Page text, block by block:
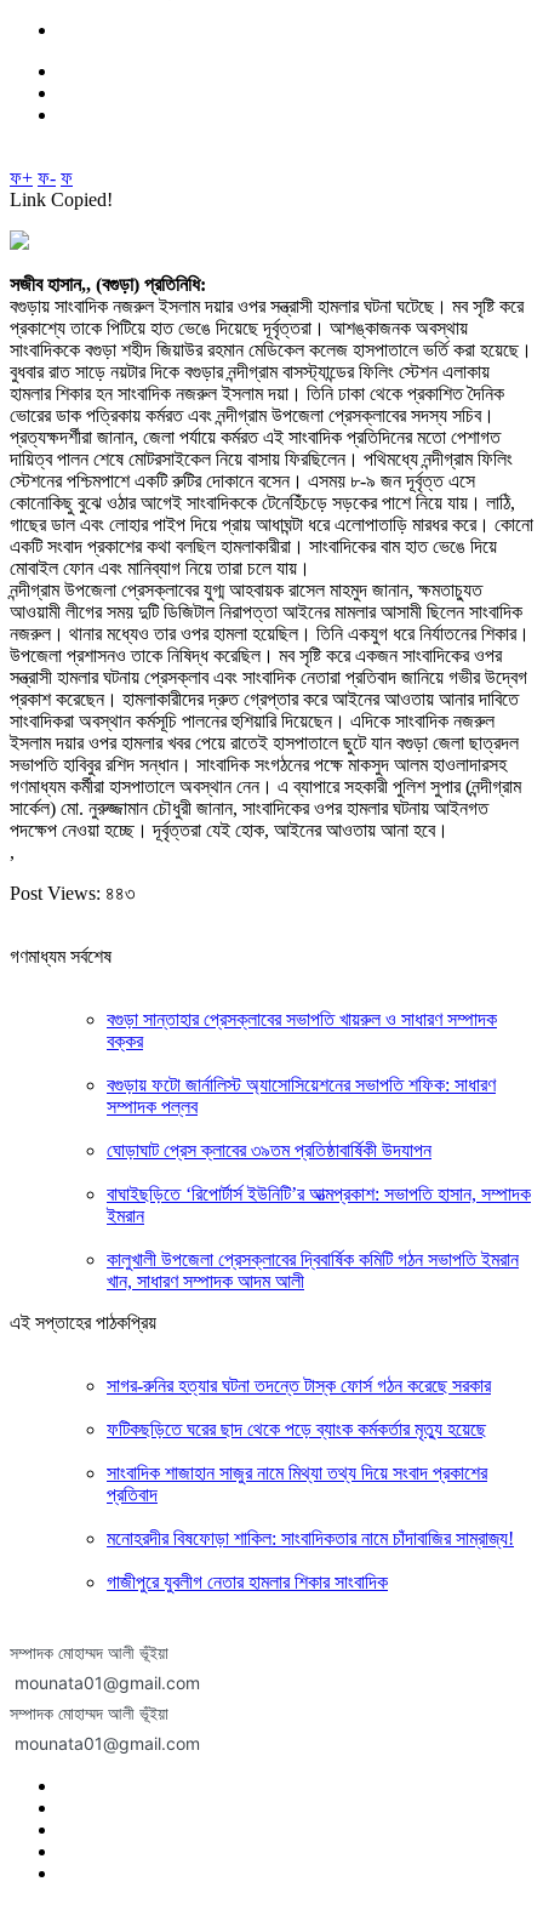
ফ+ ফ- ফ
Link Copied!
সজীব হাসান,, (বগুড়া) প্রতিনিধি:
বগুড়ায় সাংবাদিক নজরুল ইসলাম দয়ার ওপর সন্ত্রাসী হামলার ঘটনা ঘটেছে। মব সৃষ্টি করে
প্রকাশ্যে তাকে পিটিয়ে হাত ভেঙে দিয়েছে দূর্বৃত্তরা। আশঙ্কাজনক অবস্থায়
সাংবাদিককে বগুড়া শহীদ জিয়াউর রহমান মেডিকেল কলেজ হাসপাতালে ভর্তি করা হয়েছে।
বুধবার রাত সাড়ে নয়টার দিকে বগুড়ার নন্দীগ্রাম বাসস্ট্যান্ডের ফিলিং স্টেশন এলাকায়
হামলার শিকার হন সাংবাদিক নজরুল ইসলাম দয়া। তিনি ঢাকা থেকে প্রকাশিত দৈনিক
ভোরের ডাক পত্রিকায় কর্মরত এবং নন্দীগ্রাম উপজেলা প্রেসক্লাবের সদস্য সচিব।
প্রত্যক্ষদর্শীরা জানান, জেলা পর্যায়ে কর্মরত এই সাংবাদিক প্রতিদিনের মতো পেশাগত
দায়িত্ব পালন শেষে মোটরসাইকেল নিয়ে বাসায় ফিরছিলেন। পথিমধ্যে নন্দীগ্রাম ফিলিং
স্টেশনের পশ্চিমপাশে একটি রুটির দোকানে বসেন। এসময় ৮-৯ জন দূর্বৃত্ত এসে
কোনোকিছু বুঝে ওঠার আগেই সাংবাদিককে টেনেহিঁচড়ে সড়কের পাশে নিয়ে যায়। লাঠি,
গাছের ডাল এবং লোহার পাইপ দিয়ে প্রায় আধাঘন্টা ধরে এলোপাতাড়ি মারধর করে। কোনো
একটি সংবাদ প্রকাশের কথা বলছিল হামলাকারীরা। সাংবাদিকের বাম হাত ভেঙে দিয়ে
মোবাইল ফোন এবং মানিব্যাগ নিয়ে তারা চলে যায়।
নন্দীগ্রাম উপজেলা প্রেসক্লাবের যুগ্ম আহবায়ক রাসেল মাহমুদ জানান, ক্ষমতাচ্যুত
আওয়ামী লীগের সময় দুটি ডিজিটাল নিরাপত্তা আইনের মামলার আসামী ছিলেন সাংবাদিক
নজরুল। থানার মধ্যেও তার ওপর হামলা হয়েছিল। তিনি একযুগ ধরে নির্যাতনের শিকার।
উপজেলা প্রশাসনও তাকে নিষিদ্ধ করেছিল। মব সৃষ্টি করে একজন সাংবাদিকের ওপর
সন্ত্রাসী হামলার ঘটনায় প্রেসক্লাব এবং সাংবাদিক নেতারা প্রতিবাদ জানিয়ে গভীর উদ্বেগ
প্রকাশ করেছেন। হামলাকারীদের দ্রুত গ্রেপ্তার করে আইনের আওতায় আনার দাবিতে
সাংবাদিকরা অবস্থান কর্মসূচি পালনের হুশিয়ারি দিয়েছেন। এদিকে সাংবাদিক নজরুল
ইসলাম দয়ার ওপর হামলার খবর পেয়ে রাতেই হাসপাতালে ছুটে যান বগুড়া জেলা ছাত্রদল
সভাপতি হাবিবুর রশিদ সন্ধান। সাংবাদিক সংগঠনের পক্ষে মাকসুদ আলম হাওলাদারসহ
গণমাধ্যম কর্মীরা হাসপাতালে অবস্থান নেন। এ ব্যাপারে সহকারী পুলিশ সুপার (নন্দীগ্রাম
সার্কেল) মো. নুরুজ্জামান চৌধুরী জানান, সাংবাদিকের ওপর হামলার ঘটনায় আইনগত
পদক্ষেপ নেওয়া হচ্ছে। দূর্বৃত্তরা যেই হোক, আইনের আওতায় আনা হবে।
,
Post Views: ৪৪৩
গণমাধ্যম সর্বশেষ
বগুড়া সান্তাহার প্রেসক্লাবের সভাপতি খায়রুল ও সাধারণ সম্পাদক
বক্কর
বগুড়ায় ফটো জার্নালিস্ট অ্যাসোসিয়েশনের সভাপতি শফিক: সাধারণ
সম্পাদক পল্লব
ঘোড়াঘাট প্রেস ক্লাবের ৩৯তম প্রতিষ্ঠাবার্ষিকী উদযাপন
বাঘাইছড়িতে ‘রিপোর্টার্স ইউনিটি’র আত্মপ্রকাশ: সভাপতি হাসান, সম্পাদক
ইমরান
কালুখালী উপজেলা প্রেসক্লাবের দ্বিবার্ষিক কমিটি গঠন সভাপতি ইমরান
খান, সাধারণ সম্পাদক আদম আলী
এই সপ্তাহের পাঠকপ্রিয়
সাগর-রুনির হত্যার ঘটনা তদন্তে টাস্ক ফোর্স গঠন করেছে সরকার
ফটিকছড়িতে ঘরের ছাদ থেকে পড়ে ব্যাংক কর্মকর্তার মৃত্যু হয়েছে
সাংবাদিক শাজাহান সাজুর নামে মিথ্যা তথ্য দিয়ে সংবাদ প্রকাশের
প্রতিবাদ
মনোহরদীর বিষফোড়া শাকিল: সাংবাদিকতার নামে চাঁদাবাজির সাম্রাজ্য!
গাজীপুরে যুবলীগ নেতার হামলার শিকার সাংবাদিক
সম্পাদক মোহাম্মদ আলী ভূঁইয়া
mounata01@gmail.com
সম্পাদক মোহাম্মদ আলী ভূঁইয়া
mounata01@gmail.com